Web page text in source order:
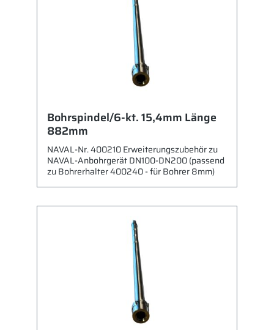
Bohrspindel/6-kt. 15,4mm Länge
882mm
NAVAL-Nr. 400210 Erweiterungszubehör zu
NAVAL-Anbohrgerät DN100-DN200 (passend
zu Bohrerhalter 400240 - für Bohrer 8mm)